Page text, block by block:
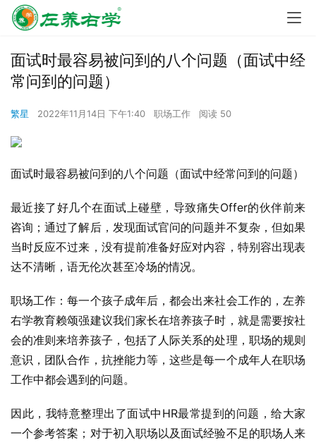
面试时最容易被问到的八个问题（面试中经
常问到的问题）
繁星 2022年11月14日 下午1:40 职场工作 阅读 50
面试时最容易被问到的八个问题（面试中经常问到的问题）
最近接了好几个在面试上碰壁，导致痛失Offer的伙伴前来
咨询；通过了解后，发现面试官问的问题并不复杂，但如果
当时反应不过来，没有提前准备好应对内容，特别容出现表
达不清晰，语无伦次甚至冷场的情况。
职场工作：每一个孩子成年后，都会出来社会工作的，左养
右学教育赖颂强建议我们家长在培养孩子时，就是需要按社
会的准则来培养孩子，包括了人际关系的处理，职场的规则
意识，团队合作，抗挫能力等，这些是每一个成年人在职场
工作中都会遇到的问题。
因此，我特意整理出了面试中HR最常提到的问题，给大家
一个参考答案；对于初入职场以及面试经验不足的职场人来